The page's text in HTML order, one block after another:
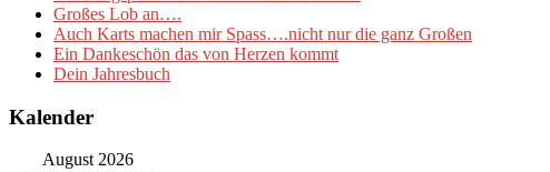
Großes Lob an….
Auch Karts machen mir Spass….nicht nur die ganz Großen
Ein Dankeschön das von Herzen kommt
Dein Jahresbuch
Kalender
August 2026